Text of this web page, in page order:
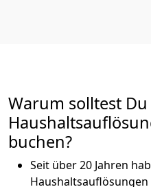
Warum solltest
buchen?
Seit über 20 Jahren
Haushaltsauflösungen